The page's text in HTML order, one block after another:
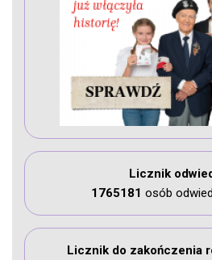
Licznik
1765181 osób
Licznik do zakończenia